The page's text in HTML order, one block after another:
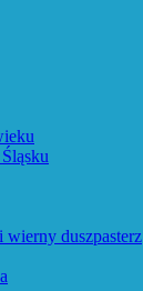
wierny duszpasterz